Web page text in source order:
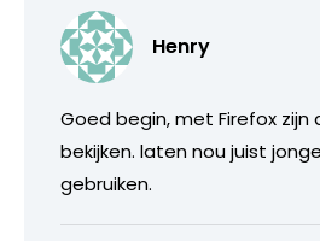
Henry
Goed begin, met Firefox
bekijken. laten nou juist
gebruiken.